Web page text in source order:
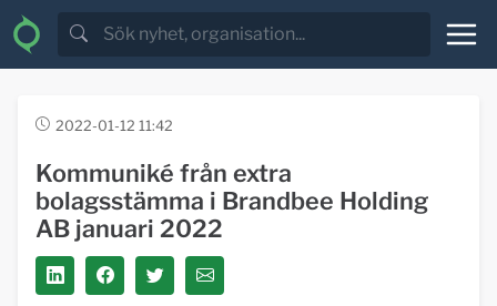
2022-01-12 11:42
Kommuniké från extra
bolagsstämma i Brandbee Holding
AB januari 2022